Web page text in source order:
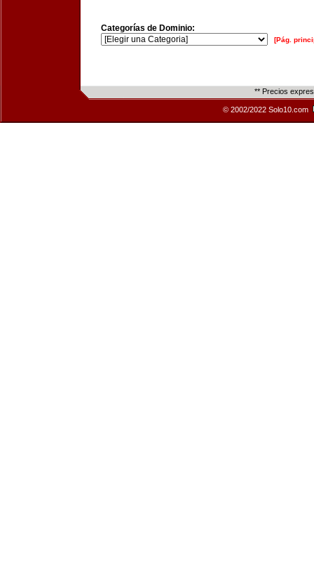
Categorías de Dominio:
[Pág.
** Precios
© 2002/2022 Solo10.com